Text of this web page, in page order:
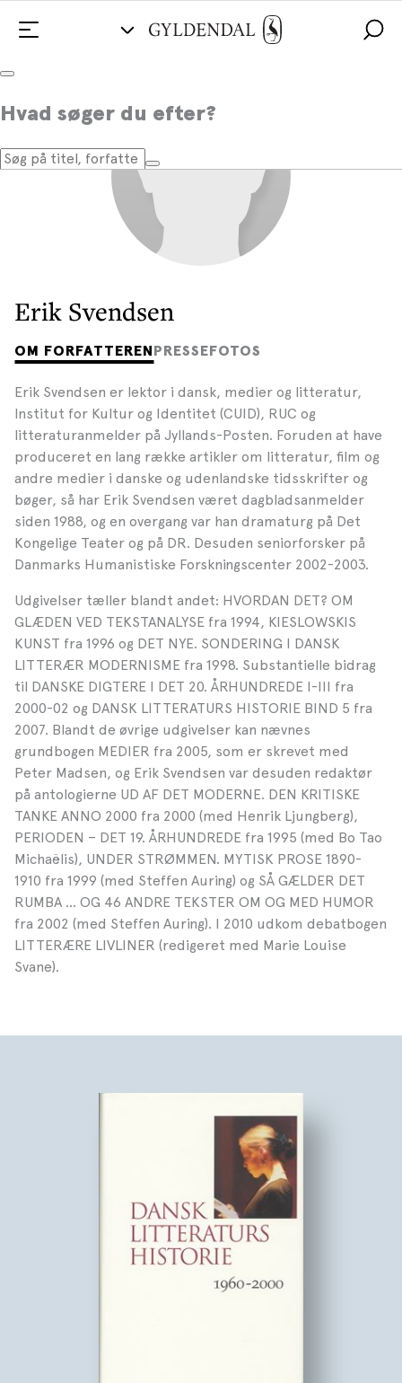
Hvad søger du efter?
Erik Svendsen
OM FORFATTERENPRESSEFOTOS
Erik Svendsen er lektor i dansk, medier og litteratur,
Institut for Kultur og Identitet (CUID), RUC og
litteraturanmelder på Jyllands-Posten. Foruden at have
produceret en lang række artikler om litteratur, film og
andre medier i danske og udenlandske tidsskrifter og
bøger, så har Erik Svendsen været dagbladsanmelder
siden 1988, og en overgang var han dramaturg på Det
Kongelige Teater og på DR. Desuden seniorforsker på
Danmarks Humanistiske Forskningscenter 2002-2003.
Udgivelser tæller blandt andet: HVORDAN DET? OM
GLÆDEN VED TEKSTANALYSE fra 1994, KIESLOWSKIS
KUNST fra 1996 og DET NYE. SONDERING I DANSK
LITTERÆR MODERNISME fra 1998. Substantielle bidrag
til DANSKE DIGTERE I DET 20. ÅRHUNDREDE I-III fra
2000-02 og DANSK LITTERATURS HISTORIE BIND 5 fra
2007. Blandt de øvrige udgivelser kan nævnes
grundbogen MEDIER fra 2005, som er skrevet med
Peter Madsen, og Erik Svendsen var desuden redaktør
på antologierne UD AF DET MODERNE. DEN KRITISKE
TANKE ANNO 2000 fra 2000 (med Henrik Ljungberg),
PERIODEN – DET 19. ÅRHUNDREDE fra 1995 (med Bo Tao
Michaëlis), UNDER STRØMMEN. MYTISK PROSE 1890-
1910 fra 1999 (med Steffen Auring) og SÅ GÆLDER DET
RUMBA … OG 46 ANDRE TEKSTER OM OG MED HUMOR
fra 2002 (med Steffen Auring). I 2010 udkom debatbogen
LITTERÆRE LIVLINER (redigeret med Marie Louise
Svane).